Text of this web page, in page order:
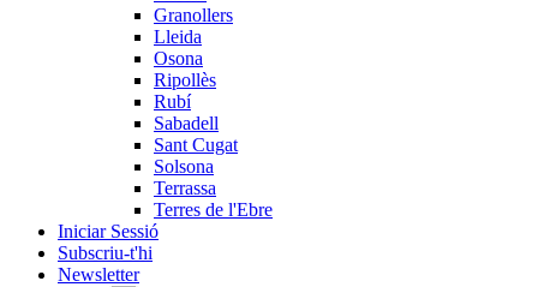
Granollers
Lleida
Osona
Ripollès
Rubí
Sabadell
Sant Cugat
Solsona
Terrassa
Terres de l'Ebre
Iniciar Sessió
Subscriu-t'hi
Newsletter